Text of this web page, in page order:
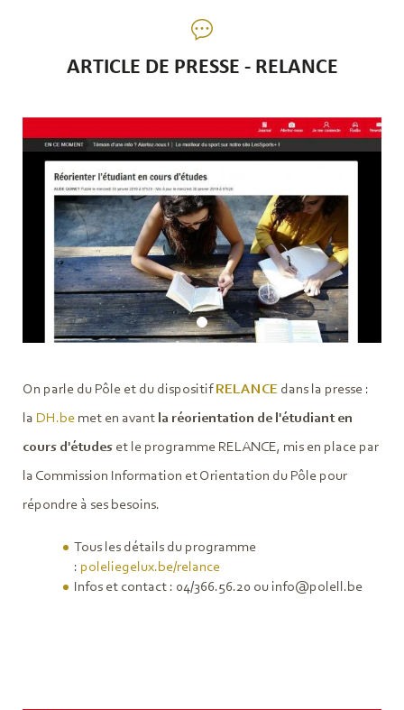
ARTICLE DE PRESSE - RELANCE
On parle du Pôle et du dispositifRELANCE dans la presse :
la DH.be met en avant la réorientation de l'étudiant en
cours d'études et le programme RELANCE, mis en place par
la Commission Information et Orientation du Pôle pour
répondre à ses besoins.
Tous les détails du programme
: poleliegelux.be/relance
Infos et contact : 04/366.56.20 ou info@polell.be